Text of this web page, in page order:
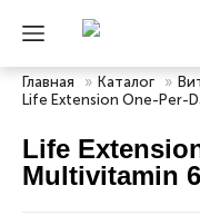
Главная » Каталог »
Life Extension One-Per-
Life
Multivitamin